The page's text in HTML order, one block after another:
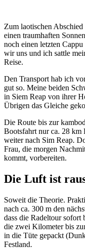
Zum laotischen
einen traumhaften
noch einen letzten
wir uns und ich sattle
Reise.
Den Transport hab ich
gut so. Meine beiden
in Siem Reap von ihrer
Übrigen das Gleiche
Die Route bis zur
Bootsfahrt nur ca. 28 km
weiter nach Sim Reap.
Frau, die morgen
kommt, vorbereiten.
Die Luft ist
Soweit die Theorie.
nach ca. 300 m den
dass die Radeltour sofort
die zwei Kilometer bis
in die Tüte gepackt
Festland.